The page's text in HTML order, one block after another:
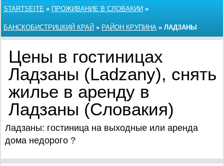
STARTSEITE » ПРОЖИВАНИЕ В СЛОВАКИИ »
БАНСКОБИСТРИЦКИЙ КРАЙ » РАЙОН КРУПИНА » ЛАДЗАНЫ
Цены в гостиницах
Ладзаны (Ladzany), снять
жилье в аренду в
Ладзаны (Словакия)
Ладзаны: гостиница на выходные или аренда
дома недорого ?